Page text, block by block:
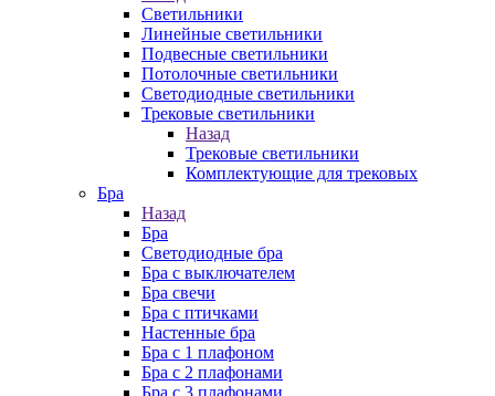
Светильники
Линейные светильники
Подвесные светильники
Потолочные светильники
Светодиодные светильники
Трековые светильники
Назад
Трековые светильники
Комплектующие для трековых
Бра
Назад
Бра
Светодиодные бра
Бра с выключателем
Бра свечи
Бра с птичками
Настенные бра
Бра с 1 плафоном
Бра с 2 плафонами
Бра с 3 плафонами